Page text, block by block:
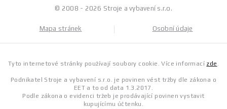
© 2008 - 2026 Stroje a vybavení s.r.o.
Mapa stránek Osobní údaje
Tyto internetové stránky používají soubory cookie. Více informací zde .
Podnikatel Stroje a vybavení s.r.o. je povinen vést tržby dle zákona o
EET a to od data 1.3.2017.
Podle zákona o evidenci tržeb je prodávající povinen vystavit
kupujícímu účtenku.